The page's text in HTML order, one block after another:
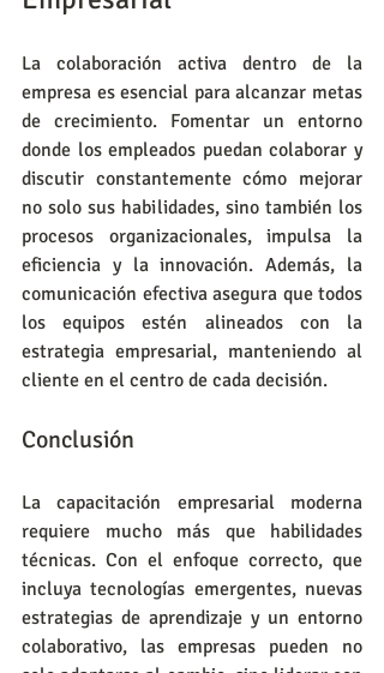
La colaboración activa dentro de la
empresa es esencial para alcanzar metas
de crecimiento. Fomentar un entorno
donde los empleados puedan colaborar y
discutir constantemente cómo mejorar
no solo sus habilidades, sino también los
procesos organizacionales, impulsa la
eficiencia y la innovación. Además, la
comunicación efectiva asegura que todos
los equipos estén alineados con la
estrategia empresarial, manteniendo al
cliente en el centro de cada decisión.
Conclusión
La capacitación empresarial moderna
requiere mucho más que habilidades
técnicas. Con el enfoque correcto, que
incluya tecnologías emergentes, nuevas
estrategias de aprendizaje y un entorno
colaborativo, las empresas pueden no